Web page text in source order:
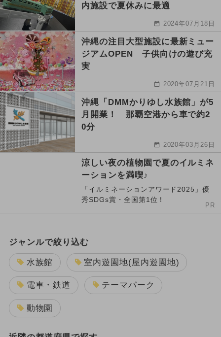
内施設で夏休みに最適
2024年07月18日
沖縄の注目大型施設に最新ミュー
ジアムOPEN 子供向けの遊び充
実
2020年07月21日
沖縄「DMMかりゆし水族館」が5
月開業！ 那覇空港から車で約2
0分
2020年03月26日
涼しい夜の植物園で夏のイルミネ
ーションを満喫♪
「イルミネーションアワード2025」優
秀SDGs賞・全国第1位！
PR
ジャンルで絞り込む
水族館 室内遊園地(屋内遊園地)
電車・鉄道 テーマパーク
動物園